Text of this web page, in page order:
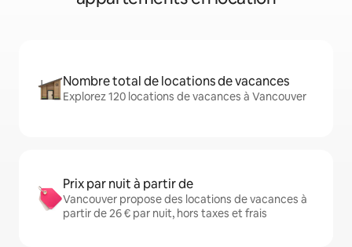
Nombre total de locations de vacances
Explorez 120 locations de vacances à Vancouver
Prix par nuit à partir de
Vancouver propose des locations de vacances à
partir de 26 € par nuit, hors taxes et frais